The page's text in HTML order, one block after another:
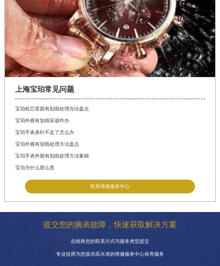
上海宝珀常见问题
宝珀机芯里面有划痕处理办法盘点
宝珀外观有划痕应该咋办
宝珀手表表针不走了怎么办
宝珀外观有划痕处理方法盘点
宝珀手表外观有划痕处理方法集锦
宝珀为什么那么贵
联系维修服务中心
提交您的腕表故障，快速获取解决方案
在线将您的联系方式与服务类型提交
专业技师为您提供高水准的维修服务中心保养服务